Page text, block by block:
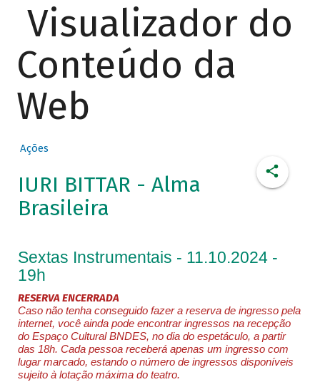
Visualizador do
Conteúdo da
Web
Ações
IURI BITTAR - Alma
Brasileira
Sextas Instrumentais - 11.10.2024 -
19h
RESERVA ENCERRADA
Caso não tenha conseguido fazer a reserva de ingresso pela
internet, você ainda pode encontrar ingressos na recepção
do Espaço Cultural BNDES, no dia do espetáculo, a partir
das 18h. Cada pessoa receberá apenas um ingresso com
lugar marcado, estando o número de ingressos disponíveis
sujeito à lotação máxima do teatro.